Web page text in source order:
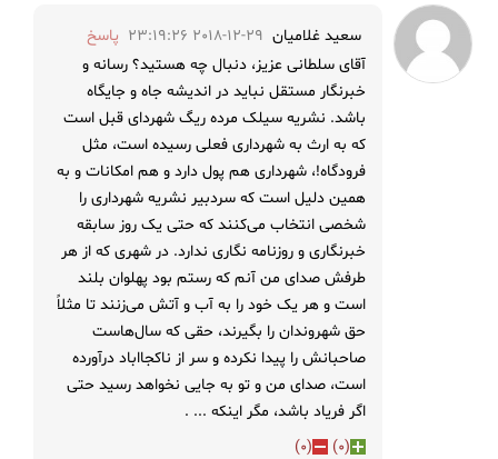
سعید غلامیان 2018-12-29 23:19:26
پاسخ
آقای سلطانی عزیز، دنبال چه هستید؟ رسانه و
خبرنگار مستقل نباید در اندیشه جاه و جایگاه
باشد. نشریه سیلک مرده ریگ شهردای قبل است
که به ارث به شهرداری فعلی رسیده است، مثل
فرودگاه!، شهرداری هم پول دارد و هم امکانات و به
همین دلیل است که سردبیر نشریه شهرداری را
شخصی انتخاب می‌کنند که حتی یک روز سابقه
خبرنگاری و روزنامه نگاری ندارد. در شهری که از هر
طرفش صدای من آنم که رستم بود پهلوان بلند
است و هر یک خود را به آب و آتش می‌زنند تا مثلاً
حق شهروندان را بگیرند، حقی که سال‌هاست
صاحبانش را پیدا نکرده و سر از ناکجااباد درآورده
است، صدای من و تو به جایی نخواهد رسید حتی
اگر فریاد باشد، مگر اینکه ... .
(
0
)
(
0
)